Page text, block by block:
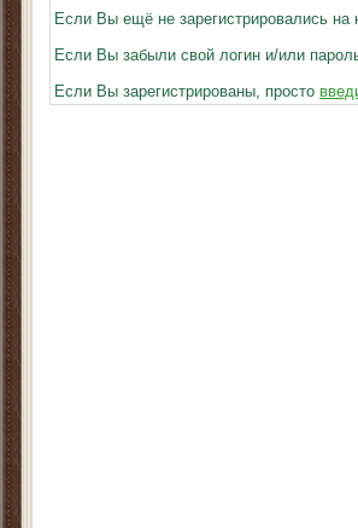
Если Вы ещё не зарегистрировались на
Если Вы забыли свой логин и/или
Если Вы зарегистрированы, просто